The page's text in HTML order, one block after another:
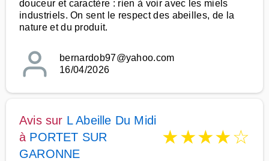
douceur et caractère : rien à voir avec les miels
industriels. On sent le respect des abeilles, de la
nature et du produit.
bernardob97@yahoo.com
16/04/2026
Avis sur L Abeille Du Midi
à PORTET SUR
GARONNE
★★★★☆